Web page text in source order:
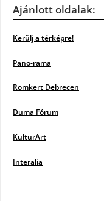
Ajánlott oldalak:
Kerülj a térképre!
Pano-rama
Romkert Debrecen
Duma Fórum
KulturArt
Interalia